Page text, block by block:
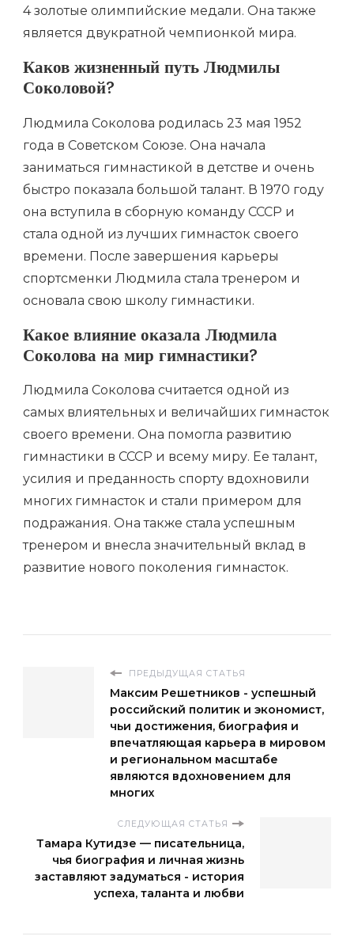
4 золотые олимпийские медали. Она также
является двукратной чемпионкой мира.
Каков жизненный путь Людмилы
Соколовой?
Людмила Соколова родилась 23 мая 1952
года в Советском Союзе. Она начала
заниматься гимнастикой в детстве и очень
быстро показала большой талант. В 1970 году
она вступила в сборную команду СССР и
стала одной из лучших гимнасток своего
времени. После завершения карьеры
спортсменки Людмила стала тренером и
основала свою школу гимнастики.
Какое влияние оказала Людмила
Соколова на мир гимнастики?
Людмила Соколова считается одной из
самых влиятельных и величайших гимнасток
своего времени. Она помогла развитию
гимнастики в СССР и всему миру. Ее талант,
усилия и преданность спорту вдохновили
многих гимнасток и стали примером для
подражания. Она также стала успешным
тренером и внесла значительный вклад в
развитие нового поколения гимнасток.
ПРЕДЫДУЩАЯ СТАТЬЯ
Максим Решетников - успешный
российский политик и экономист,
чьи достижения, биография и
впечатляющая карьера в мировом
и региональном масштабе
являются вдохновением для
многих
СЛЕДУЮЩАЯ СТАТЬЯ
Тамара Кутидзе — писательница,
чья биография и личная жизнь
заставляют задуматься - история
успеха, таланта и любви